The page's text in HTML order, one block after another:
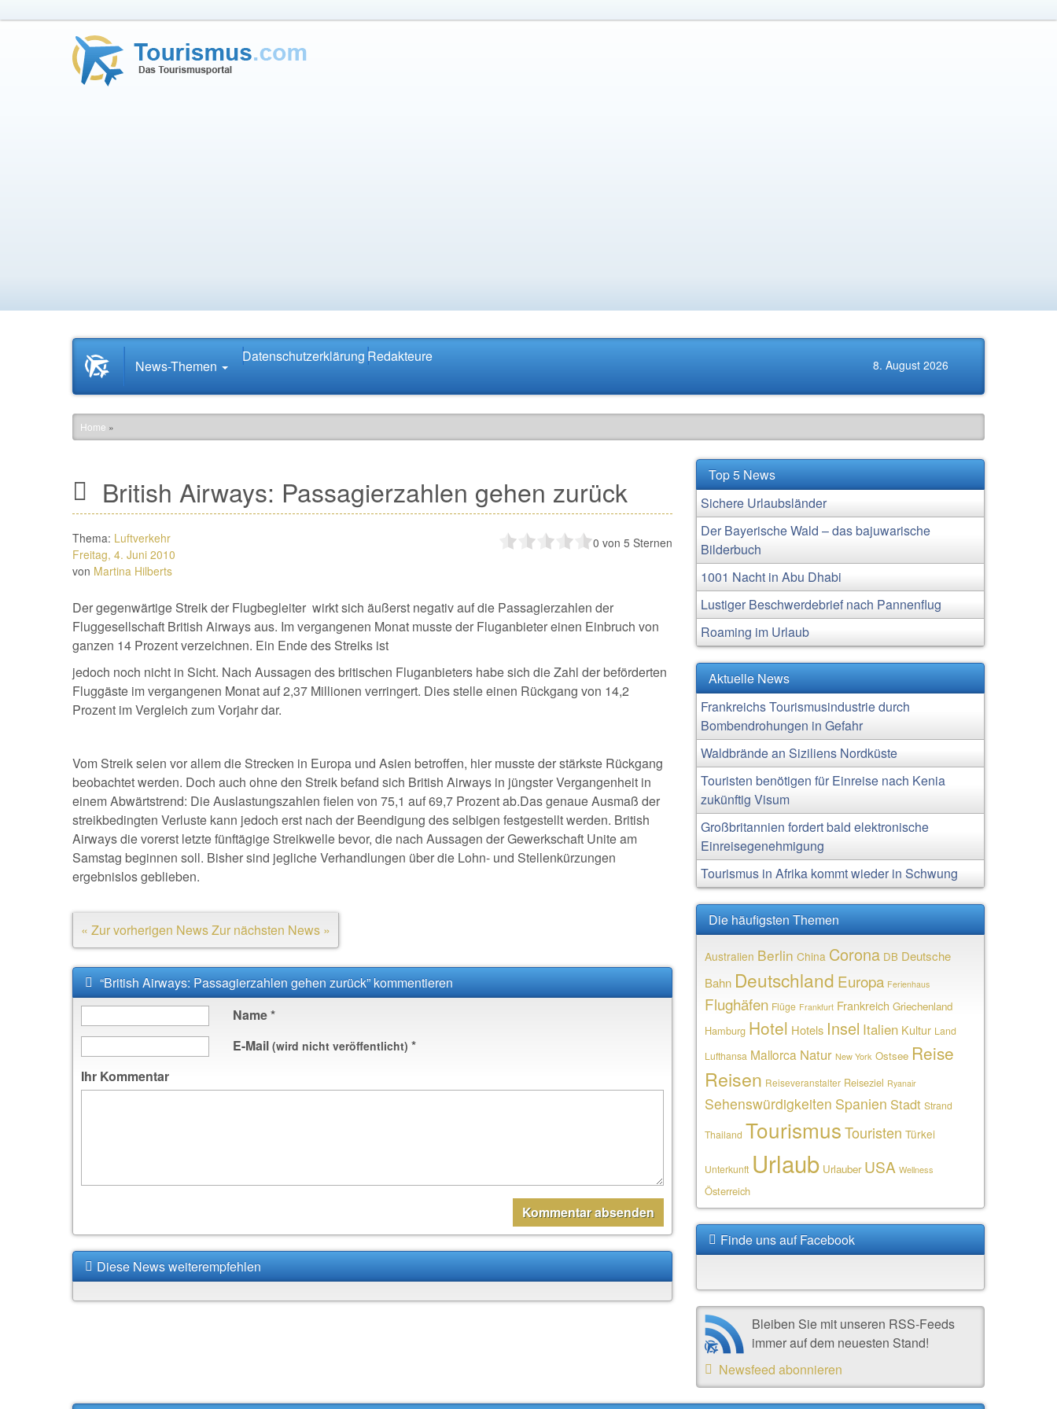
Startseite
News.Tourismus.com
News-Themen
Datenschutzerklärung Redakteure 8. August 2026
Home »
British Airways: Passagierzahlen gehen zurück
Thema: Luftverkehr
Freitag, 4. Juni 2010
von Martina Hilberts
0 von 5 Sternen
Der gegenwärtige Streik der Flugbegleiter wirkt sich äußerst negativ auf die Passagierzahlen der
Fluggesellschaft British Airways aus. Im vergangenen Monat musste der Fluganbieter einen Einbruch von
ganzen 14 Prozent verzeichnen. Ein Ende des Streiks ist
jedoch noch nicht in Sicht. Nach Aussagen des britischen Fluganbieters habe sich die Zahl der beförderten
Fluggäste im vergangenen Monat auf 2,37 Millionen verringert. Dies stelle einen Rückgang von 14,2
Prozent im Vergleich zum Vorjahr dar.
Vom Streik seien vor allem die Strecken in Europa und Asien betroffen, hier musste der stärkste Rückgang
beobachtet werden. Doch auch ohne den Streik befand sich British Airways in jüngster Vergangenheit in
einem Abwärtstrend: Die Auslastungszahlen fielen von 75,1 auf 69,7 Prozent ab.Das genaue Ausmaß der
streikbedingten Verluste kann jedoch erst nach der Beendigung des selbigen festgestellt werden. British
Airways die vorerst letzte fünftägige Streikwelle bevor, die nach Aussagen der Gewerkschaft Unite am
Samstag beginnen soll. Bisher sind jegliche Verhandlungen über die Lohn- und Stellenkürzungen
ergebnislos geblieben.
« Zur vorherigen NewsZur nächsten News »
“British Airways: Passagierzahlen gehen zurück” kommentieren
Name*
E-Mail (wird nicht veröffentlicht) *
Ihr Kommentar
Diese News weiterempfehlen
Top 5 News
Sichere Urlaubsländer
Der Bayerische Wald – das bajuwarische
Bilderbuch
1001 Nacht in Abu Dhabi
Lustiger Beschwerdebrief nach Pannenflug
Roaming im Urlaub
Aktuelle News
Frankreichs Tourismusindustrie durch
Bombendrohungen in Gefahr
Waldbrände an Siziliens Nordküste
Touristen benötigen für Einreise nach Kenia
zukünftig Visum
Großbritannien fordert bald elektronische
Einreisegenehmigung
Tourismus in Afrika kommt wieder in Schwung
Die häufigsten Themen
Australien Berlin China Corona DB Deutsche
Bahn Deutschland Europa Ferienhaus
Flughäfen Flüge Frankfurt Frankreich Griechenland
Hamburg Hotel Hotels Insel Italien Kultur Land
Lufthansa Mallorca Natur New York Ostsee Reise
Reisen Reiseveranstalter Reiseziel Ryanair
Sehenswürdigkeiten Spanien Stadt Strand
Thailand Tourismus Touristen Türkei
Unterkunft Urlaub Urlauber USA Wellness
Österreich
Finde uns auf Facebook
Bleiben Sie mit unseren RSS-Feeds
immer auf dem neuesten Stand!
Newsfeed abonnieren